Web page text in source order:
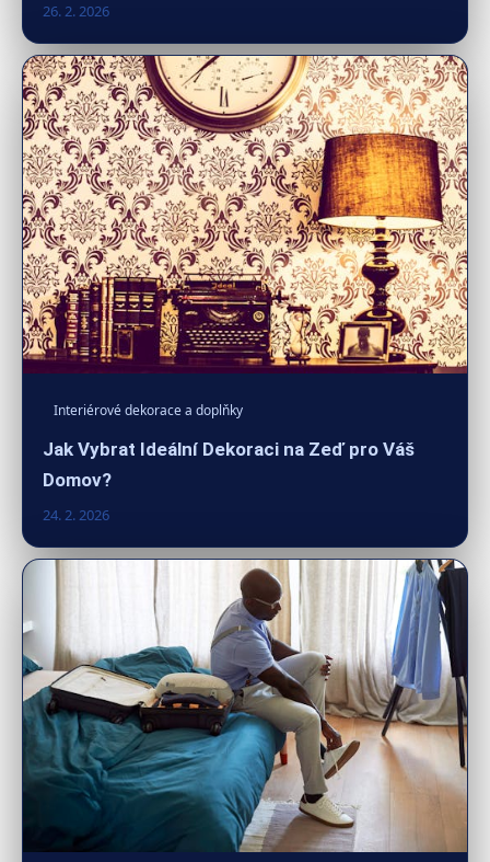
26. 2. 2026
Interiérové dekorace a doplňky
Jak Vybrat Ideální Dekoraci na Zeď pro Váš
Domov?
24. 2. 2026